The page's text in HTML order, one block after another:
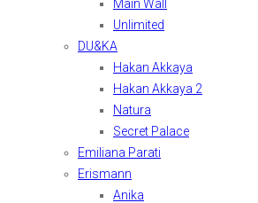
Main Wall
Unlimited
DU&KA
Hakan Akkaya
Hakan Akkaya 2
Natura
Secret Palace
Emiliana Parati
Erismann
Anika